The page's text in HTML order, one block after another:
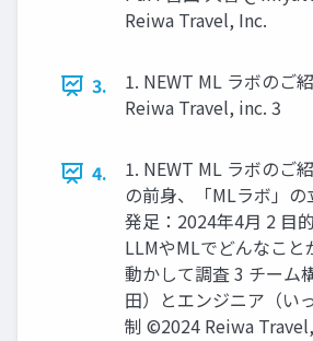
Reiwa Travel, Inc.
3.
1. NEWT ML ラボのご
Reiwa Travel, inc. 3
4.
1. NEWT ML ラボのご
の前⾝、「MLラボ」の
発⾜：2024年4⽉ 2 ⽬
LLMやMLでどんなこと
動かして調査 3 チーム
⽥）とエンジニア（い
制 ©2024 Reiwa